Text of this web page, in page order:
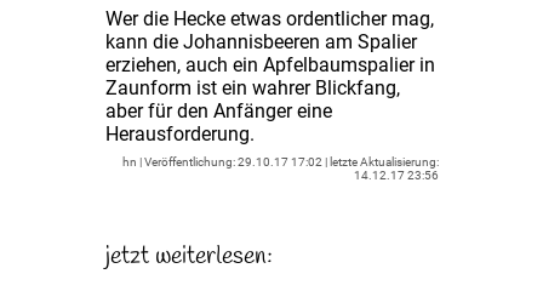
Wer die Hecke etwas ordentlicher mag,
kann die Johannisbeeren am Spalier
erziehen, auch ein Apfelbaumspalier in
Zaunform ist ein wahrer Blickfang,
aber für den Anfänger eine
Herausforderung.
hn
29.10.17 17:02
14.12.17 23:56